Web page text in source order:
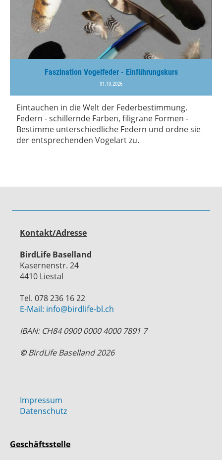
Faszination Vogelfeder - Einführungskurs
31.10.2026
Eintauchen in die Welt der Federbestimmung.
Federn - schillernde Farben, filigrane Formen -
Bestimme unterschiedliche Federn und ordne sie
der entsprechenden Vogelart zu.
Kontakt/Adresse
BirdLife Baselland
Kasernenstr. 24
4410 Liestal
Tel. 078 236 16 22
E-Mail: info@birdlife-bl.ch
IBAN: CH84 0900 0000 4000 7891 7
©BirdLife Baselland 2026
Impressum
Datenschutz
Geschäftsstelle